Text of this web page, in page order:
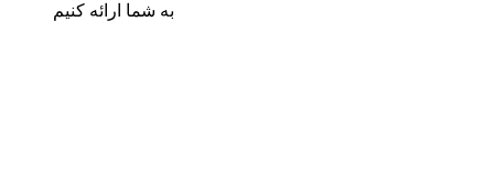
به شما ارائه کنیم